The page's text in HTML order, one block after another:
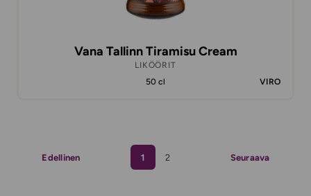
Vana Tallinn Tiramisu Cream
LIKÖÖRIT
50 cl
VIRO
Edellinen 1 2 Seuraava